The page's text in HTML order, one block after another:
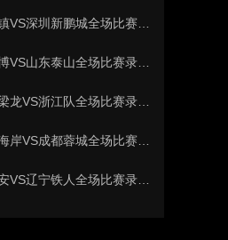
圳新鹏城全场比赛录像回放
山东泰山全场比赛录像回放
浙江队全场比赛录像回放
成都蓉城全场比赛录像回放
辽宁铁人全场比赛录像回放